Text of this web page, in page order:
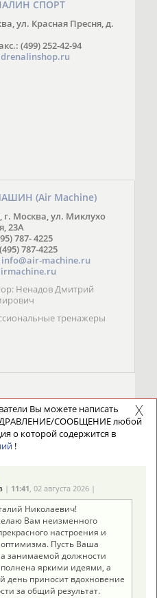
СПОРТ
ул. Красная Пресня, д.
(499) 252-42-94
(Air Machine)
г. Москва, ул. Миклухо
23А
787- 4225
787-4225
info@air-machine.ru
Ненадов Дмитрий
тренажеры
Вы можете написать
СООБЩЕНИЕ любой
о которой содержится в
!
| 11:41, 02 августа 2026 |
Николаевич!
Вам неизменного
настроения и
Пусть Ваша
занимаемой должности
яркими идеями, а
день приносит вдохновение
за общий результат.